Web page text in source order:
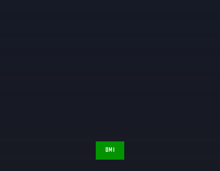
DMI